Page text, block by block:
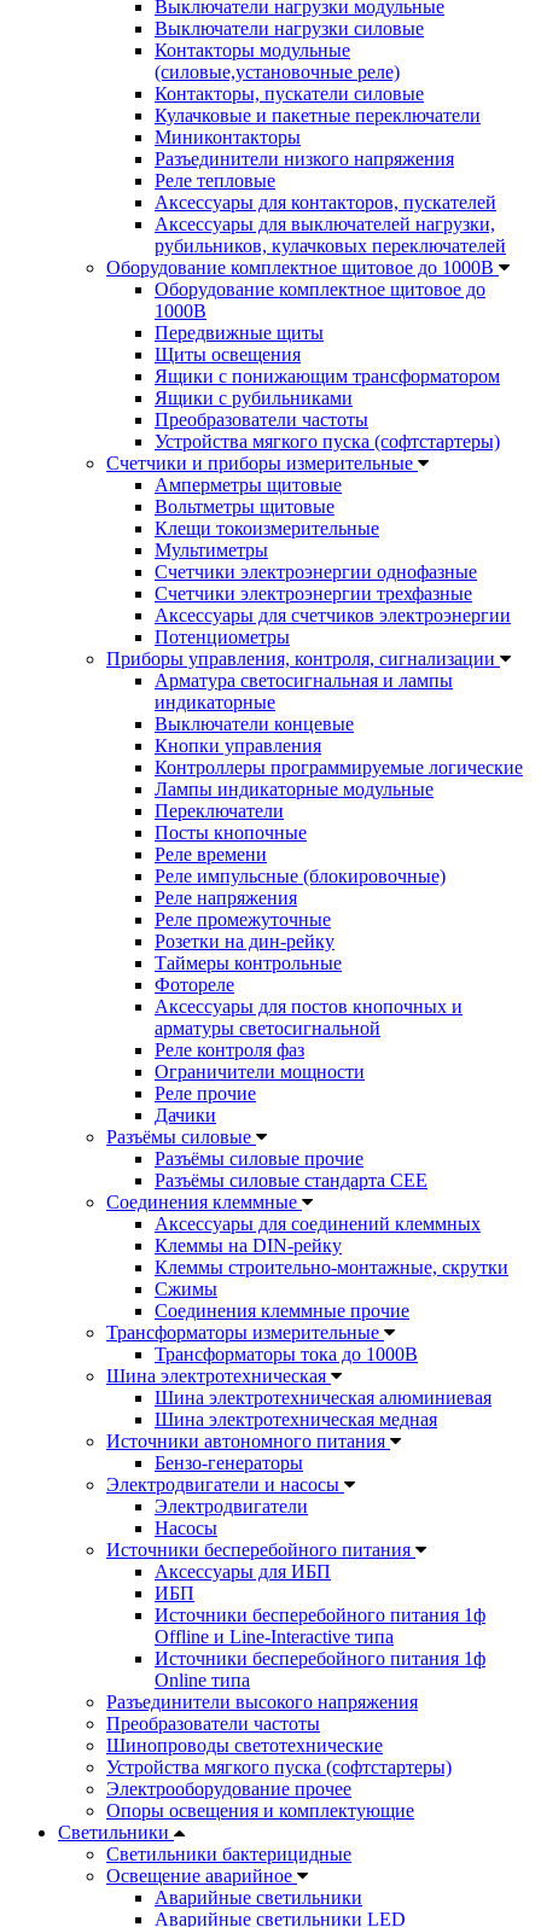
Выключатели нагрузки модульные
Выключатели нагрузки силовые
Контакторы модульные
(силовые,установочные реле)
Контакторы, пускатели силовые
Кулачковые и пакетные переключатели
Миниконтакторы
Разъединители низкого напряжения
Реле тепловые
Аксессуары для контакторов, пускателей
Аксессуары для выключателей нагрузки,
рубильников, кулачковых переключателей
Оборудование комплектное щитовое до 1000В
Оборудование комплектное щитовое до
1000В
Передвижные щиты
Щиты освещения
Ящики с понижающим трансформатором
Ящики с рубильниками
Преобразователи частоты
Устройства мягкого пуска (софтстартеры)
Счетчики и приборы измерительные
Амперметры щитовые
Вольтметры щитовые
Клещи токоизмерительные
Мультиметры
Счетчики электроэнергии однофазные
Счетчики электроэнергии трехфазные
Аксессуары для счетчиков электроэнергии
Потенциометры
Приборы управления, контроля, сигнализации
Арматура светосигнальная и лампы
индикаторные
Выключатели концевые
Кнопки управления
Контроллеры программируемые логические
Лампы индикаторные модульные
Переключатели
Посты кнопочные
Реле времени
Реле импульсные (блокировочные)
Реле напряжения
Реле промежуточные
Розетки на дин-рейку
Таймеры контрольные
Фотореле
Аксессуары для постов кнопочных и
арматуры светосигнальной
Реле контроля фаз
Ограничители мощности
Реле прочие
Дачики
Разъёмы силовые
Разъёмы силовые прочие
Разъёмы силовые стандарта CEE
Соединения клеммные
Аксессуары для соединений клеммных
Клеммы на DIN-рейку
Клеммы строительно-монтажные, скрутки
Сжимы
Соединения клеммные прочие
Трансформаторы измерительные
Трансформаторы тока до 1000В
Шина электротехническая
Шина электротехническая алюминиевая
Шина электротехническая медная
Источники автономного питания
Бензо-генераторы
Электродвигатели и насосы
Электродвигатели
Насосы
Источники бесперебойного питания
Аксессуары для ИБП
ИБП
Источники бесперебойного питания 1ф
Offline и Line-Interactive типа
Источники бесперебойного питания 1ф
Online типа
Разъединители высокого напряжения
Преобразователи частоты
Шинопроводы светотехнические
Устройства мягкого пуска (софтстартеры)
Электрооборудование прочее
Опоры освещения и комплектующие
Светильники
Светильники бактерицидные
Освещение аварийное
Аварийные светильники
Аварийные светильники LED